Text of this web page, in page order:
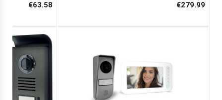
€63.58 €279.99